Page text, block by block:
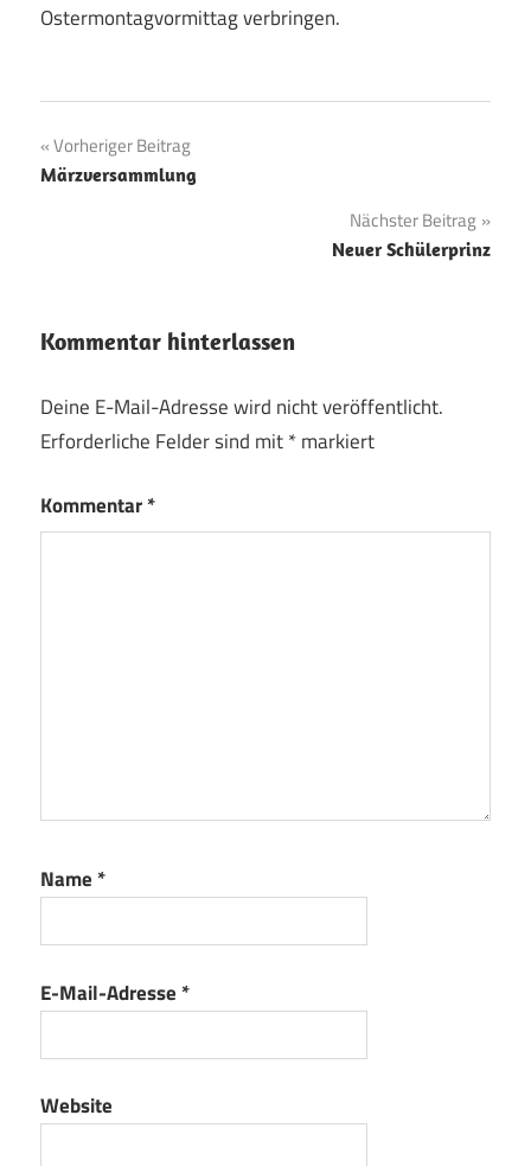
Ostermontagvormittag verbringen.
Beitragsnavigation
Vorheriger Beitrag
Märzversammlung
Nächster Beitrag
Neuer Schülerprinz
Kommentar hinterlassen
Deine E-Mail-Adresse wird nicht veröffentlicht.
Erforderliche Felder sind mit*markiert
Kommentar*
Name *
E-Mail-Adresse *
Website